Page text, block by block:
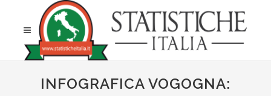
INFOGRAFICA VOGOGNA: